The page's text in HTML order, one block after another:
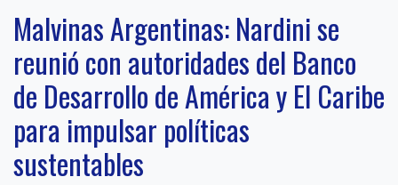
Malvinas Argentinas: Nardini se
reunió con autoridades del Banco
de Desarrollo de América y El Caribe
para impulsar políticas
sustentables